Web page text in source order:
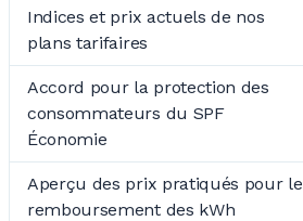
Indices et prix actuels de nos
plans tarifaires
Accord pour la protection des
consommateurs du SPF
Économie
Aperçu des prix pratiqués pour le
remboursement des kWh